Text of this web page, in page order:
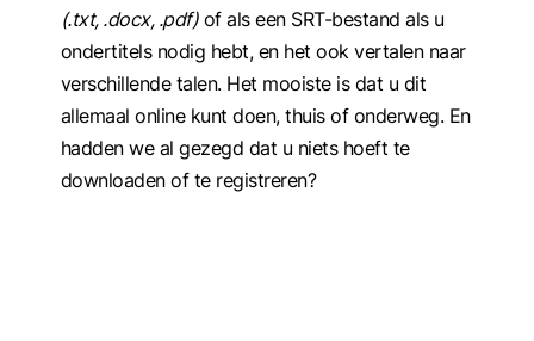
(.txt, .docx, .pdf)of als een SRT-bestand als u
ondertitels nodig hebt, en het ook vertalen naar
verschillende talen. Het mooiste is dat u dit
allemaal online kunt doen, thuis of onderweg. En
hadden we al gezegd dat u niets hoeft te
downloaden of te registreren?